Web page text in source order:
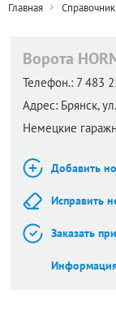
Главная Справочник
Ворота
Телефон.: 7 483
Адрес: Брянск,
Немецкие
Добавить
Исправить
Заказать